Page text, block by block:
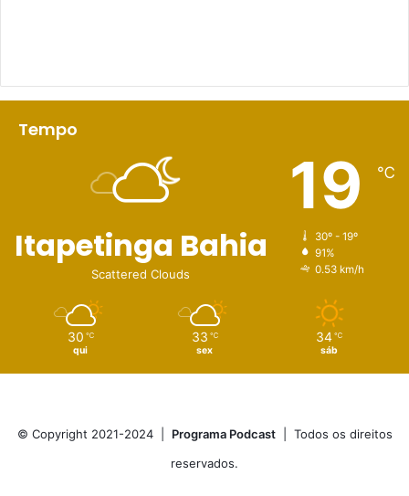
Tempo
Itapetinga Bahia
Scattered Clouds
19 ℃
30º - 19º
91%
0.53 km/h
30 ℃
qui
33 ℃
sex
34 ℃
sáb
© Copyright 2021-2024 | Programa Podcast| Todos os direitos
reservados.